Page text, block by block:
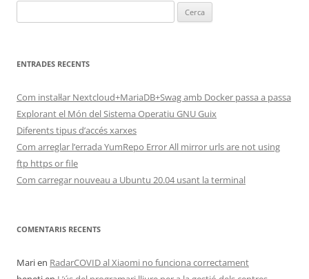
ENTRADES RECENTS
Com instal·lar Nextcloud+MariaDB+Swag amb Docker passa a passa
Explorant el Món del Sistema Operatiu GNU Guix
Diferents tipus d’accés xarxes
Com arreglar l’errada YumRepo Error All mirror urls are not using
ftp https or file
Com carregar nouveau a Ubuntu 20.04 usant la terminal
COMENTARIS RECENTS
Marien RadarCOVID al Xiaomi no funciona correctament